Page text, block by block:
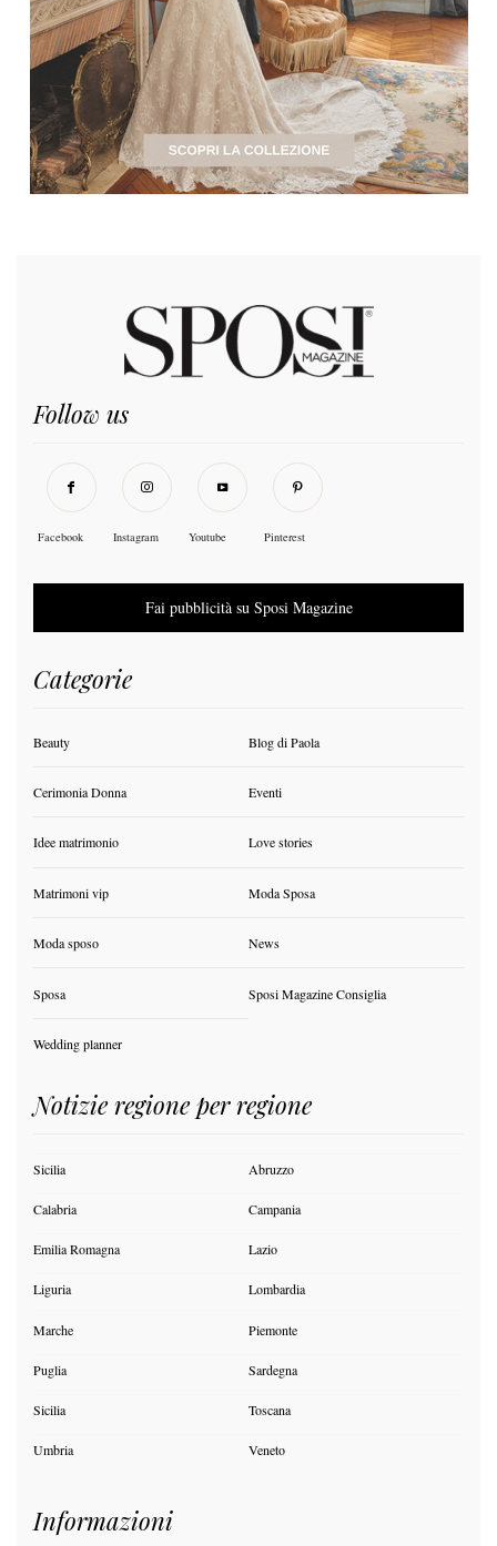
Follow us
Facebook Instagram Youtube Pinterest
Fai pubblicità su Sposi Magazine
Categorie
Beauty Blog di Paola
Cerimonia Donna Eventi
Idee matrimonio Love stories
Matrimoni vip Moda Sposa
Moda sposo News
Sposa Sposi Magazine Consiglia
Wedding planner
Notizie regione per regione
Sicilia Abruzzo
Calabria Campania
Emilia Romagna Lazio
Liguria Lombardia
Marche Piemonte
Puglia Sardegna
Sicilia Toscana
Umbria Veneto
Informazioni